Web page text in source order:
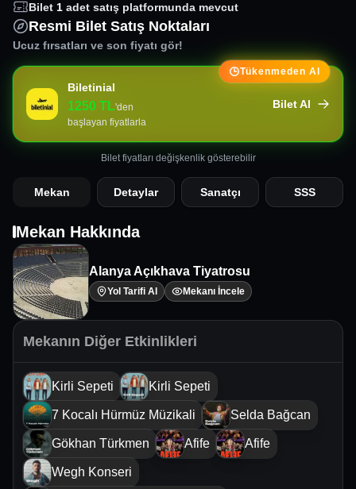
Bilet 1 adet satış platformunda mevcut
Resmi Bilet Satış Noktaları
Ucuz fırsatları ve son fiyatı gör!
Tükenmeden Al
Biletinial
1250 TL'den
başlayan fiyatlarla
Bilet Al
Bilet fiyatları değişkenlik gösterebilir
Mekan Detaylar Sanatçı SSS
Mekan Hakkında
Alanya Açıkhava Tiyatrosu
Yol Tarifi Al Mekanı İncele
Mekanın Diğer Etkinlikleri
Kirli Sepeti Kirli Sepeti
7 Kocalı Hürmüz Müzikali Selda Bağcan
Gökhan Türkmen Afife Afife
Wegh Konseri